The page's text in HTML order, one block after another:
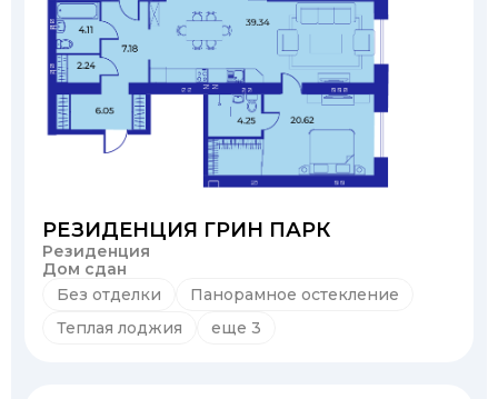
РЕЗИДЕНЦИЯ ГРИН ПАРК
Резиденция
Дом сдан
Без отделки
Панорамное остекление
Теплая лоджия
еще 3